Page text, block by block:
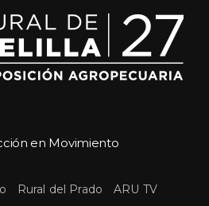
en Movimiento
Rural del Prado ARU TV